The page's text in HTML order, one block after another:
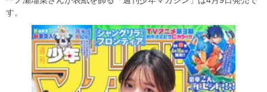
す。